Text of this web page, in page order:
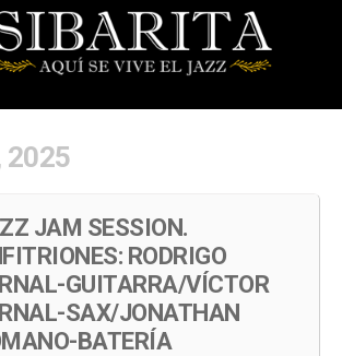
2025
JAM SESSION.
RODRIGO
GUITARRA/VÍCTOR
SAX/JONATHAN
BATERÍA